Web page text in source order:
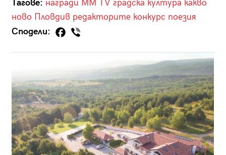
Тагове: награди MM TV градска култура какво
ново Пловдив редакторите конкурс поезия
Сподели: